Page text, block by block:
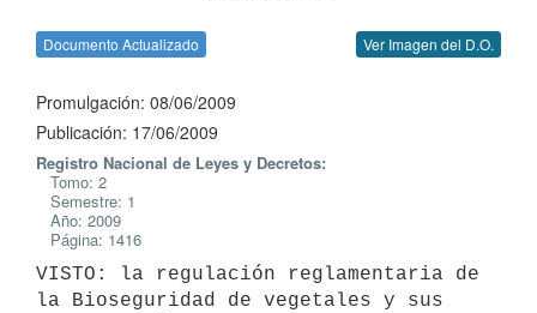
Documento Actualizado Ver Imagen del D.O.
Promulgación: 08/06/2009
Publicación: 17/06/2009
Registro Nacional de Leyes y Decretos:
Tomo: 2
Semestre: 1
Año: 2009
Página: 1416
VISTO: la regulación reglamentaria de
la Bioseguridad de vegetales y sus